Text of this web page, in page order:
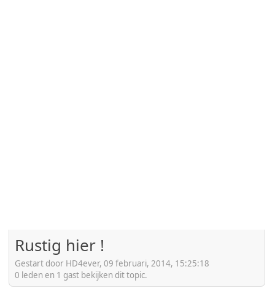
Rustig hier !
Gestart door HD4ever, 09 februari, 2014, 15:25:18
0 leden en 1 gast bekijken dit topic.